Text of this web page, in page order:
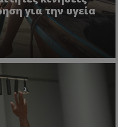
για την υγεία